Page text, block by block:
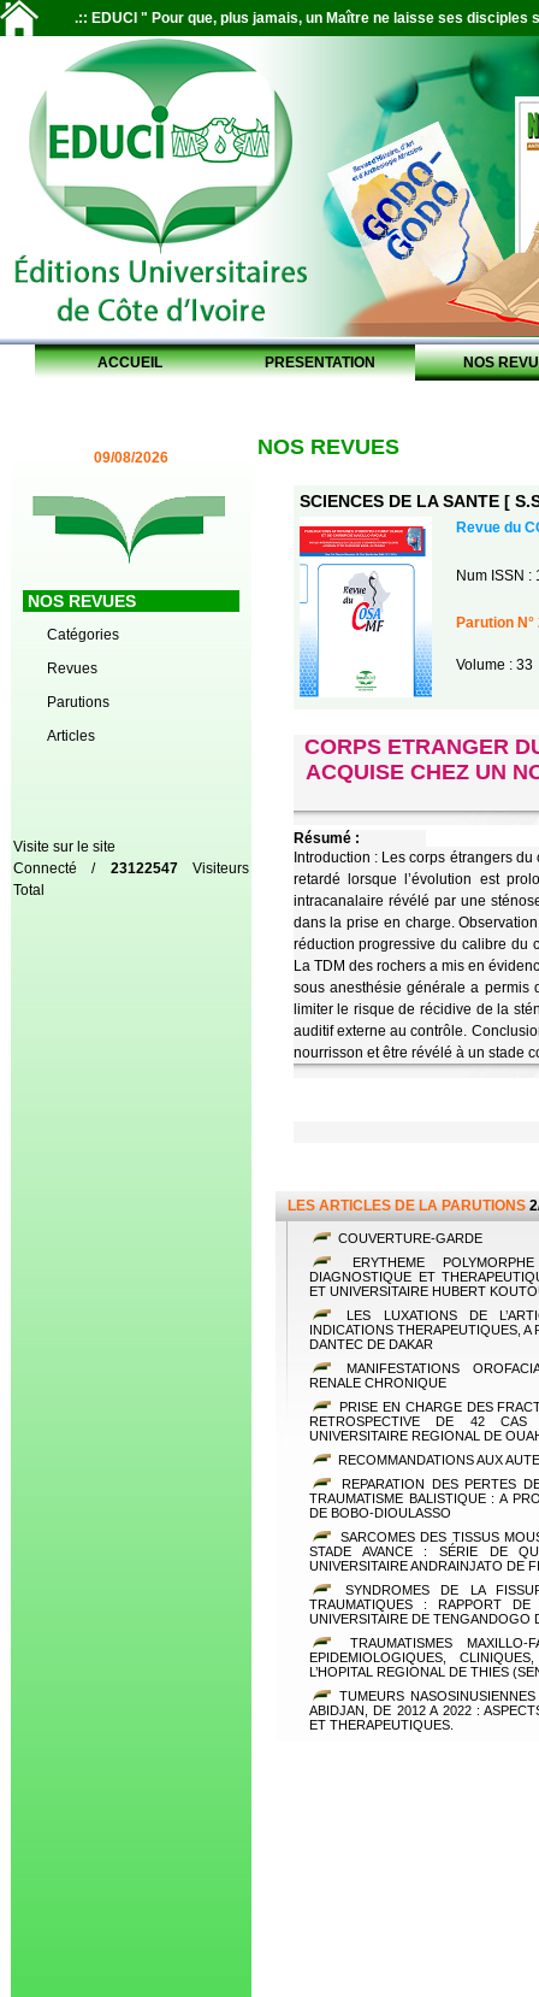
.:: EDUCI " Pour que, plus jamais, un Maître ne laisse ses disciples
ACCUEIL PRESENTATION NOS
09/08/2026
NOS REVUES
Catégories
Revues
Parutions
Articles
Visite sur le site
Connecté / 23122547Visiteurs
Total
NOS REVUES
SCIENCES DE LA SANTE [
Revue du
Num ISSN :
Parution N°
Volume : 33
CORPS ETRANGER
ACQUISE CHEZ UN
Résumé :
Introduction : Les corps étrangers
retardé lorsque l’évolution est
intracanalaire révélé par une
dans la prise en charge.
réduction progressive du calibre du
La TDM des rochers a mis en
sous anesthésie générale a permis
limiter le risque de récidive de la
auditif externe au contrôle.
nourrisson et être révélé à un stade
LES ARTICLES DE LA PARUTIONS
COUVERTURE-GARDE
ERYTHEME
DIAGNOSTIQUE ET
ET UNIVERSITAIRE HUBERT
LES LUXATIONS DE
INDICATIONS THERAPEUTIQUES, A
DANTEC DE DAKAR
MANIFESTATIONS
RENALE CHRONIQUE
PRISE EN CHARGE DES
RETROSPECTIVE DE 42 CAS
UNIVERSITAIRE REGIONAL DE
RECOMMANDATIONS AUX
REPARATION DES PERTES
TRAUMATISME BALISTIQUE : A
DE BOBO-DIOULASSO
SARCOMES DES TISSUS
STADE AVANCE : SÉRIE DE
UNIVERSITAIRE ANDRAINJATO DE
SYNDROMES DE LA
TRAUMATIQUES : RAPPORT
UNIVERSITAIRE DE TENGANDOGO
TRAUMATISMES
EPIDEMIOLOGIQUES,
L’HOPITAL REGIONAL DE THIES
TUMEURS
ABIDJAN, DE 2012 A 2022 :
ET THERAPEUTIQUES.